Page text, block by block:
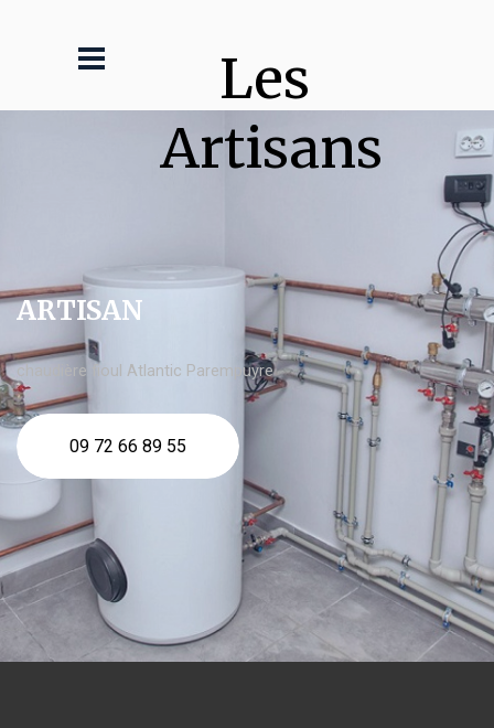
Les
Artisans
ARTISAN
chaudière fioul Atlantic Parempuyre
09 72 66 89 55